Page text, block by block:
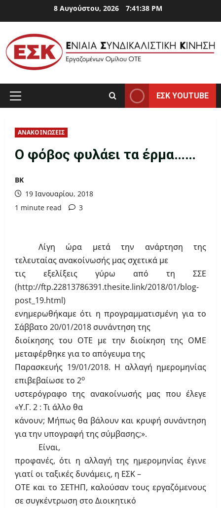
to
content
8 Αυγούστου, 2026 7:41:39 PM
Primary
ΕΣΚ YOUTUBE
ΑΝΑΚΟΙΝΩΣΕΙΣ
Ο φόβος φυλάει τα έρμα……
ΒΚ
19 Ιανουαρίου, 2018
1 minute read
3
Λίγη ώρα μετά την ανάρτηση της
τελευταίας ανακοίνωσής μας σχετικά με
τις εξελίξεις γύρω από τη ΣΣΕ
(http://ftp.22813786391.thesite.link/2018/01/blog-
post_19.html)
ενημερωθήκαμε ότι η προγραμματισμένη για το
Σάββατο 20/01/2018 συνάντηση της
διοίκησης του ΟΤΕ με την διοίκηση της ΟΜΕ
μεταφέρθηκε για το απόγευμα της
Παρασκευής 19/01/2018. Η αλλαγή ημερομηνίας
επιβεβαίωσε το 2ο
υστερόγραφο της ανακοίνωσής μας που έλεγε
«Υ.Γ. 2 : Τι άλλο θα
κάνουν; Μήπως θα βάλουν και κρυφή συνάντηση
για την υπογραφή της σύμβασης;».
Είναι,
προφανές, ότι η αλλαγή της ημερομηνίας έγινε
γιατί οι ταξικές δυνάμεις, η ΕΣΚ –
ΟΤΕ και το ΣΕΤΗΠ, καλούσαν τους εργαζόμενους
σε συγκέντρωση στο Διοικητικό